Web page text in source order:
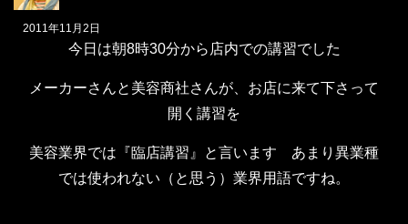
2011年11月2日
今日は朝8時30分から店内での講習でした
メーカーさんと美容商社さんが、お店に来て下さって
開く講習を
美容業界では『臨店講習』と言います あまり異業種
では使われない（と思う）業界用語ですね。